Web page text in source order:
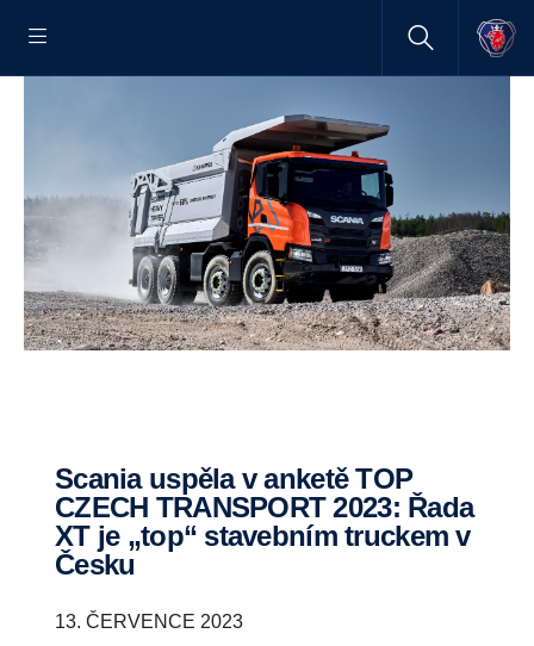
Scania uspěla v anketě TOP
CZECH TRANSPORT 2023: Řada
XT je „top“ stavebním truckem v
Česku
13. ČERVENCE 2023